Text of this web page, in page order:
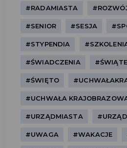
#RADAMIASTA
#SENIOR #SESJA
#STYPENDIA
#ŚWIADCZENIA
#ŚWIĘTO
#UCHWAŁA
#URZĄDMIASTA
#UWAGA #WAKACJE